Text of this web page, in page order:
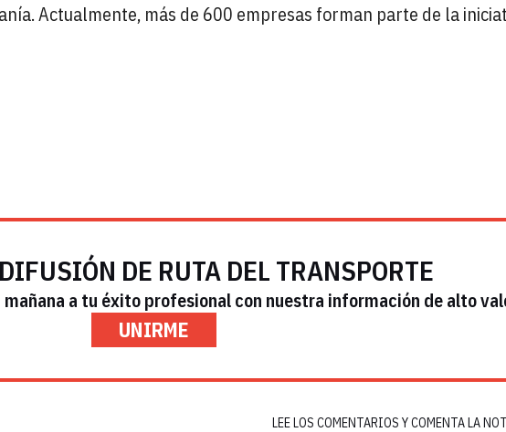
Actualmente, más de 600 empresas forman parte de la
DE RUTA DEL TRANSPORTE
a tu éxito profesional con nuestra información de alto
UNIRME
LEE LOS COMENTARIOS Y COMENTA LA